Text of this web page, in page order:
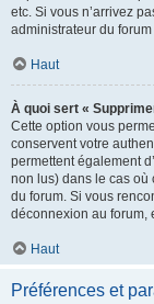
etc. Si vous n’arrivez
administrateur du
Haut
À quoi sert «
Cette option vous
conservent votre
permettent également
non lus) dans le cas où
du forum. Si vous
déconnexion au forum,
Haut
Préférences et